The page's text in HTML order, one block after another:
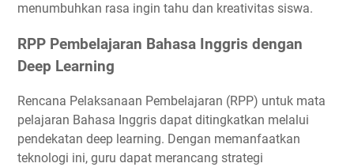
menumbuhkan rasa ingin tahu dan kreativitas siswa.
RPP Pembelajaran Bahasa Inggris dengan
Deep Learning
Rencana Pelaksanaan Pembelajaran (RPP) untuk mata
pelajaran Bahasa Inggris dapat ditingkatkan melalui
pendekatan deep learning. Dengan memanfaatkan
teknologi ini, guru dapat merancang strategi